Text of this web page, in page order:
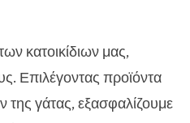
κατοικίδιων μας,
Επιλέγοντας προϊόντα
της γάτας, εξασφαλίζουμε